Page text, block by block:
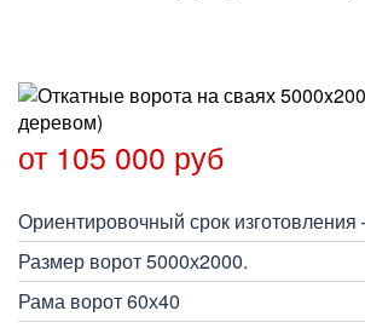
от 105 000 руб
Ориентировочный срок изготовления
Размер ворот 5000х2000.
Рама ворот 60х40